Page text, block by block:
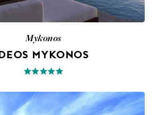
Mykonos
DEOS MYKONOS